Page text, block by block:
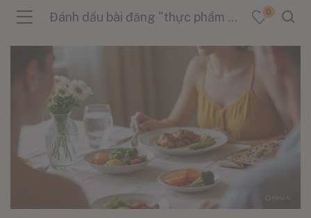
(Sản Phẩm )
(Danh Mục )
(Tin Tức )
Đánh dấu bài đăng "thực phẩm nên ăn buổi tối" 0